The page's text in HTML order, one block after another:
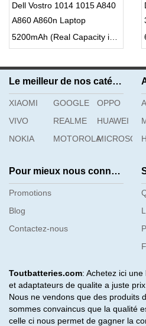
Dell Vostro 1014 1015 A840
A860 A860n Laptop
5200mAh (Real Capacity is about 4400mAh) | 11.1V (not Compatible 14.8V) | Li-ion ...
Le meilleur de nos catégories
XIAOMI GOOGLE
OPPO
VIVO
REALME
HUAWEI
NOKIA
MOTOROLAMICROSOFT
Pour mieux nous connaître
Promotions
Blog
Contactez-nous
Toutbatteries.com: Achetez ici
et adaptateurs de qualite a juste
Nous ne vendons que des produits
sommes convaincus que la qualité
celle ci nous permet de gagner la